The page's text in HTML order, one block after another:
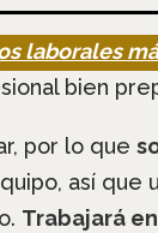
laborales
bien
por lo que
así que
Trabajará